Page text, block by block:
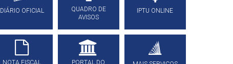
DIÁRIO OFICIAL
QUADRO DE
AVISOS
IPTU ONLINE
NOTA FISCAL
PORTAL DO